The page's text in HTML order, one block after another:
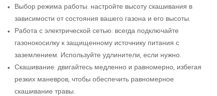
Выбор режима работы: настройте высоту скашивания в
зависимости от состояния вашего газона и его высоты.
Работа с электрической сетью: всегда подключайте
газонокосилку к защищенному источнику питания с
заземлением. Используйте удлинители, если нужно.
Скашивание: двигайтесь медленно и равномерно, избегая
резких маневров, чтобы обеспечить равномерное
скашивание травы.